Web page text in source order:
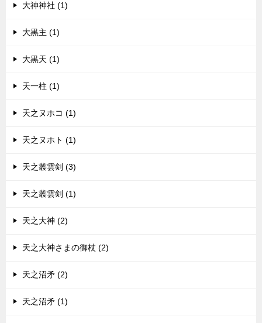
大神神社 (1)
大黒主 (1)
大黒天 (1)
天一柱 (1)
天之ヌホコ (1)
天之ヌホト (1)
天之叢雲剣 (3)
天之叢雲剣 (1)
天之大神 (2)
天之大神さまの御杖 (2)
天之沼矛 (2)
天之沼矛 (1)